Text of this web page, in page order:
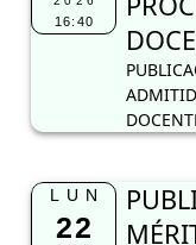
22
POR
POR